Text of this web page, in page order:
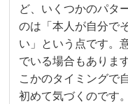
ど、いくつかのパタ
のは「本人が自分で
い」という点です。
でいる場合もありま
こかのタイミングで
初めて気づくのです。